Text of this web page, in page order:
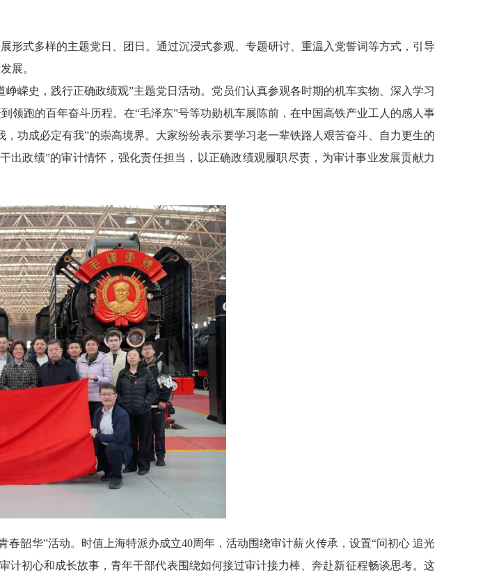
形式多样的主题党日、团日。通过沉浸式参观、专题研讨、重温入党誓词等方式，引导
展。
嵘史，践行正确政绩观”主题党日活动。党员们认真参观各时期的机车实物、深入学习
跑的百年奋斗历程。在“毛泽东”号等功勋机车展陈前，在中国高铁产业工人的感人事
功成必定有我”的崇高境界。大家纷纷表示要学习老一辈铁路人艰苦奋斗、自力更生的
政绩”的审计情怀，强化责任担当，以正确政绩观履职尽责，为审计事业发展贡献力
韶华”活动。时值上海特派办成立40周年，活动围绕审计薪火传承，设置“问初心 追光
计初心和成长故事，青年干部代表围绕如何接过审计接力棒、奔赴新征程畅谈思考。这